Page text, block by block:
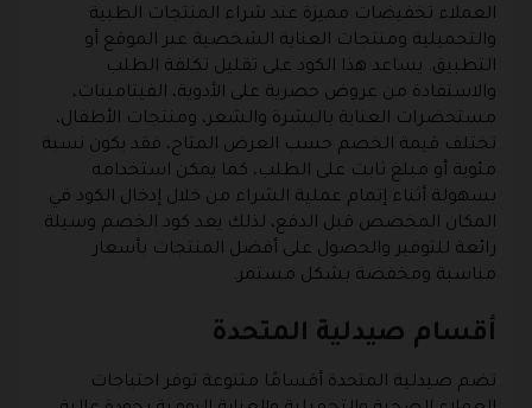
العملاء تخفيضات مميزة عند شراء المنتجات الطبية
والتجميلية ومنتجات العناية الشخصية عبر الموقع أو
التطبيق. يساعد هذا الكود على تقليل تكلفة الطلب
والاستفادة من عروض حصرية على الأدوية، الفيتامينات،
مستحضرات العناية بالبشرة والشعر، ومنتجات الأطفال،
تختلف قيمة الخصم حسب العرض المتاح، فقد يكون نسبة
مئوية أو مبلغ ثابت على الطلب، كما يمكن استخدامه
بسهولة أثناء إتمام عملية الشراء من خلال إدخال الكود في
المكان المخصص قبل الدفع، لذلك يعد كود الخصم وسيلة
رائعة للتوفير والحصول على أفضل المنتجات بأسعار
مناسبة ومخفضة بشكل مستمر.
أقسام صيدلية المتحدة
تضم صيدلية المتحدة أقسامًا متنوعة توفر احتياجات